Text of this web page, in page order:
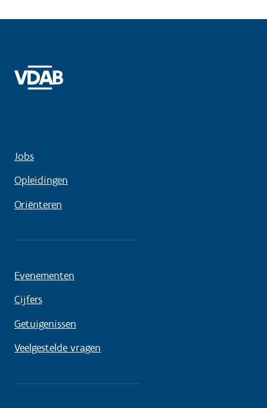
Jobs
Opleidingen
Oriënteren
Evenementen
Cijfers
Getuigenissen
Veelgestelde vragen